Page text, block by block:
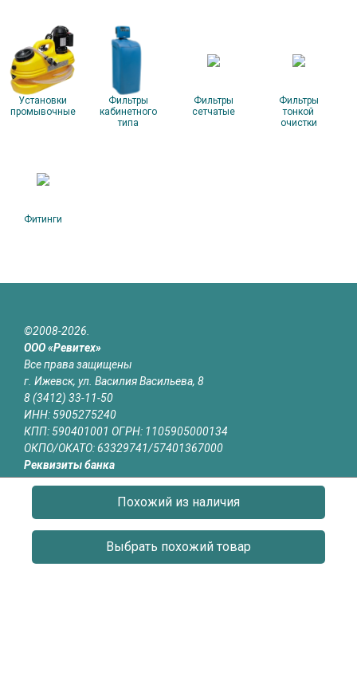
Похожий из наличия
Выбрать похожий товар
Установки
промывочные
Фильтры
кабинетного
типа
Фильтры
сетчатые
Фильтры
тонкой
очистки
Фитинги
©2008-2026.
ООО «Ревитех»
Все права защищены
г. Ижевск, ул. Василия Васильева, 8
8 (3412) 33-11-50
ИНН: 5905275240
КПП: 590401001 ОГРН: 1105905000134
ОКПО/ОКАТО: 63329741/57401367000
Реквизиты банка
Банк: АО «Тинькофф Банк»
р/с: 40702810510001174340
к/с: 30101810145250000974
Юридическая информация
Информация на сайте izhevsk.revitech.ru не является публичной